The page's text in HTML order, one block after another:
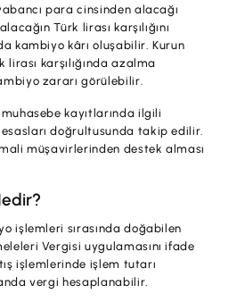
para cinsinden alacağı
Türk lirası karşılığını
kambiyo kârı oluşabilir. Kurun
karşılığında azalma
zararı görülebilir.
kayıtlarında ilgili
doğrultusunda takip edilir.
müşavirlerinden destek alması
işlemleri sırasında doğabilen
Vergisi uygulamasını ifade
işlemlerinde işlem tutarı
vergi hesaplanabilir.